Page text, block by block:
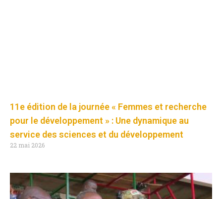
11e édition de la journée « Femmes et recherche
pour le développement » : Une dynamique au
service des sciences et du développement
22 mai 2026